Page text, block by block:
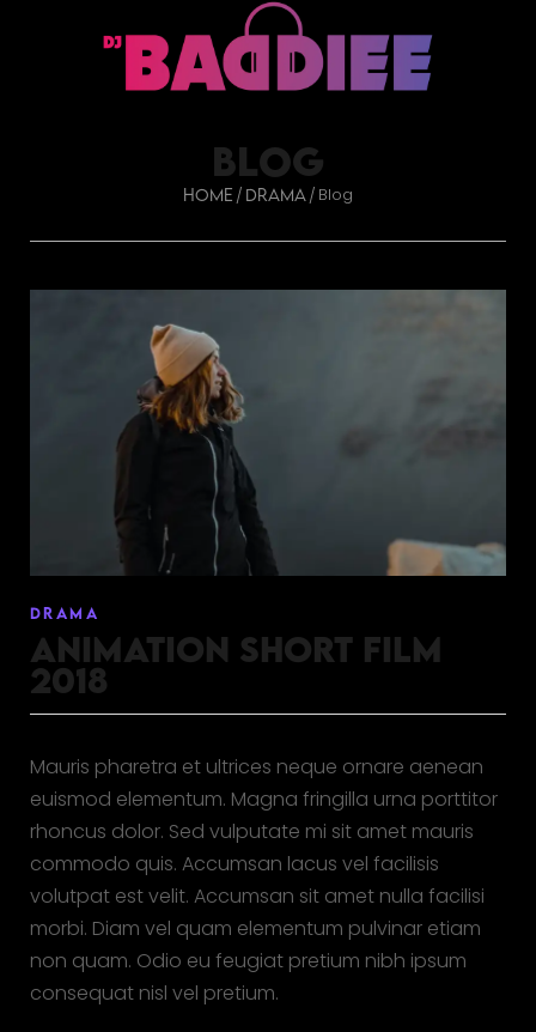
BLOG
Home / Drama/ Blog
DRAMA
ANIMATION SHORT FILM
2018
Mauris pharetra et ultrices neque ornare aenean
euismod elementum. Magna fringilla urna porttitor
rhoncus dolor. Sed vulputate mi sit amet mauris
commodo quis. Accumsan lacus vel facilisis
volutpat est velit. Accumsan sit amet nulla facilisi
morbi. Diam vel quam elementum pulvinar etiam
non quam. Odio eu feugiat pretium nibh ipsum
consequat nisl vel pretium.